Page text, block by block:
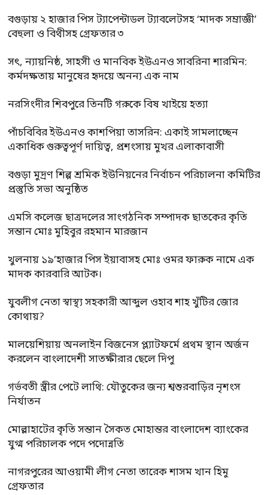
বগুড়ায় ২ হাজার পিস ট্যাপেন্টাডল ট্যাবলেটসহ ‘মাদক সম্রাজ্ঞী’
বেহুলা ও বিথীসহ গ্রেফতার ৩
সৎ, ন্যায়নিষ্ঠ, সাহসী ও মানবিক ইউএনও সাবরিনা শারমিন:
কর্মদক্ষতায় মানুষের হৃদয়ে অনন্য এক নাম
নরসিংদীর শিবপুরে তিনটি গরুকে বিষ খাইয়ে হত্যা
পাঁচবিবির ইউএনও কাশপিয়া তাসরিন: একাই সামলাচ্ছেন
একাধিক গুরুত্বপূর্ণ দায়িত্ব, প্রশংসায় মুখর এলাকাবাসী
বগুড়া মুদ্রণ শিল্প শ্রমিক ইউনিয়নের নির্বাচন পরিচালনা কমিটির
প্রস্তুতি সভা অনুষ্ঠিত
এমসি কলেজ ছাত্রদলের সাংগঠনিক সম্পাদক ছাতকের কৃতি
সন্তান মোঃ মুহিবুর রহমান মারজান
খুলনায় ১৯’হাজার পিস ইয়াবাসহ মোঃ ওমর ফারুক নামে এক
মাদক কারবারি আটক।
যুবলীগ নেতা স্বাস্থ্য সহকারী আব্দুল ওহাব শাহ খুঁটির জোর
কোথায়?
মালয়েশিয়ায় অনলাইন বিজনেস প্ল্যাটফর্মে প্রথম স্থান অর্জন
করলেন বাংলাদেশী সাতক্ষীরার ছেলে দিপু
গর্ভবতী স্ত্রীর পেটে লাথি: যৌতুকের জন্য শ্বশুরবাড়ির নৃশংস
নির্যাতন
মোল্লাহাটের কৃতি সন্তান সৈকত মোহান্তর বাংলাদেশ ব্যাংকের
যুগ্ম পরিচালক পদে পদোন্নতি
নাগরপুরের আওয়ামী লীগ নেতা তারেক শাসম খান হিমু
গ্রেফতার